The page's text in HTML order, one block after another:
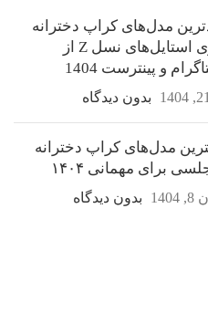
مدل‌های کراپ دخترانه
فانتزی استایل‌های نسل Z از
و پینترست 1404
بدون دیدگاه
مدل‌های کراپ دخترانه
برای مهمانی ۱۴۰۴
1404 بدون دیدگاه